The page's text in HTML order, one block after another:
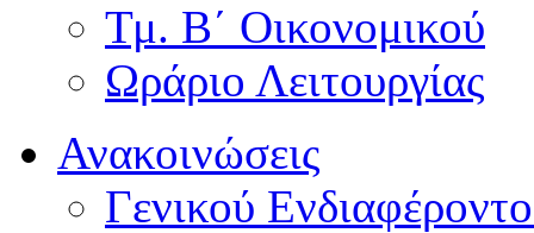
Τμ. Β΄ Οικονομικού
Ωράριο Λειτουργίας
Ανακοινώσεις
Γενικού